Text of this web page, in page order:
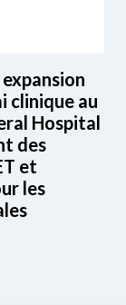
clinique au
Hospital
des
et
les